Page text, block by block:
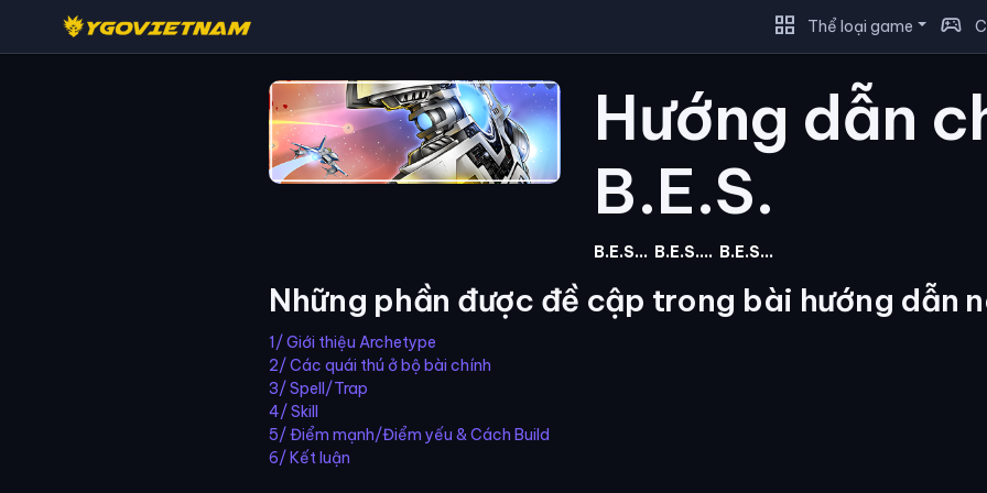
grid_view Thể loại game sports_esports
Hướng dẫn
B.E.S.
B.E.S... B.E.S.... B.E.S...
Những phần được đề cập trong bài hướng dẫn
1/ Giới thiệu Archetype
2/ Các quái thú ở bộ bài chính
3/ Spell/Trap
4/ Skill
5/ Điểm mạnh/Điểm yếu & Cách Build
6/ Kết luận